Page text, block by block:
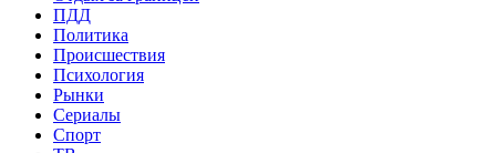
ПДД
Политика
Происшествия
Психология
Рынки
Сериалы
Спорт